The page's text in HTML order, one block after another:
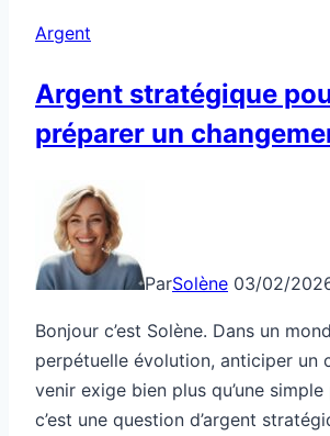
Argent
Argent stratégique
préparer un
ParSolène 03/02/
Bonjour c’est Solène. Dans un
perpétuelle évolution, anticiper un
venir exige bien plus qu’une
c’est une question d’argent